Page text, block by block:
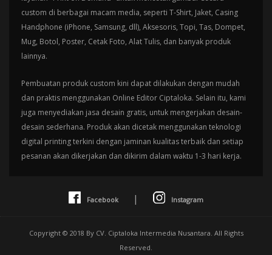
custom di berbagai macam media, seperti T-Shirt, Jaket, Casing
Handphone (iPhone, Samsung, dll), Aksesoris, Topi, Tas, Dompet,
Mug, Botol, Poster, Cetak Foto, Alat Tulis, dan banyak produk
lainnya.
Pembuatan produk custom kini dapat dilakukan dengan mudah
dan praktis menggunakan Online Editor Ciptaloka. Selain itu, kami
juga menyediakan jasa desain gratis, untuk mengerjakan desain-
desain sederhana. Produk akan dicetak menggunakan teknologi
digital printing terkini dengan jaminan kualitas terbaik dan setiap
pesanan akan dikerjakan dan dikirim dalam waktu 1-3 hari kerja.
Facebook | Instagram
Copyright © 2018 By CV. Ciptaloka Intermedia Nusantara. All Rights
Reserved.